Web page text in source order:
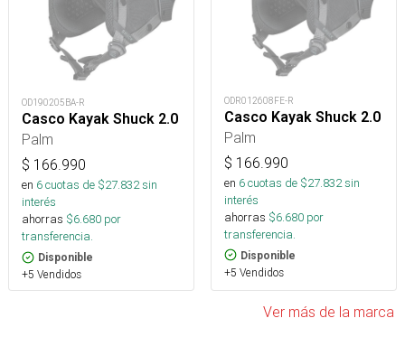
OD190205BA-R
Casco Kayak Shuck 2.0
Palm
$ 166.990
en 6cuotas de $27.832sin
interés
ahorras $6.680 por
transferencia.
Disponible
+5 Vendidos
ODR012608FE-R
Casco Kayak Shuck 2.0
Palm
$ 166.990
en 6cuotas de $27.832sin
interés
ahorras $6.680 por
transferencia.
Disponible
+5 Vendidos
Ver más de la marca